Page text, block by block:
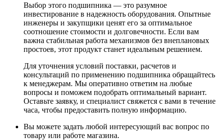
Выбор этого подшипника — это разумное
инвестирование в надежность оборудования. Опытные
инженеры и закупщики ценят его за оптимальное
соотношение стоимости и долговечности. Если вам
важна стабильная работа механизмов без внеплановых
простоев, этот продукт станет идеальным решением.
Для уточнения условий поставки, расчетов и
консультаций по применению подшипника обращайтесь
к менеджерам. Мы оперативно ответим на любые
вопросы и поможем подобрать оптимальный вариант.
Оставьте заявку, и специалист свяжется с вами в течение
часа, чтобы предоставить полную информацию.
Вы можете задать любой интересующий вас вопрос по
товару или работе магазина.